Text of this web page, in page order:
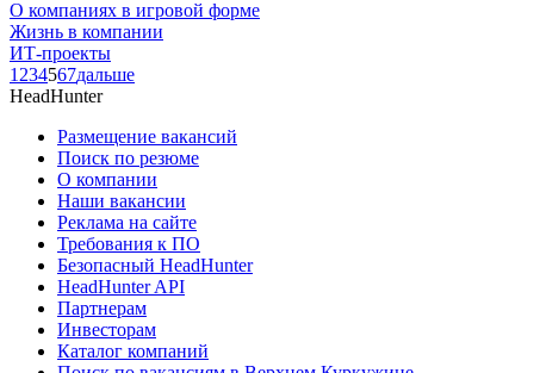
О компаниях в игровой форме
Жизнь в компании
ИТ-проекты
1 234567дальше
HeadHunter
Размещение вакансий
Поиск по резюме
О компании
Наши вакансии
Реклама на сайте
Требования к ПО
Безопасный HeadHunter
HeadHunter API
Партнерам
Инвесторам
Каталог компаний